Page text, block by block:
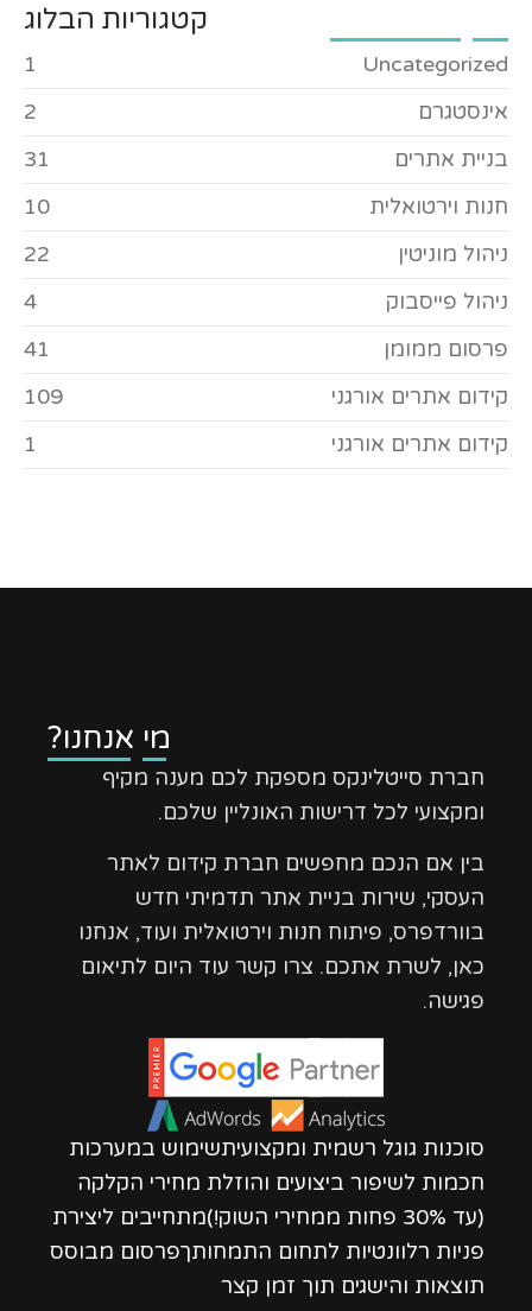
קטגוריות הבלוג
Uncategorized
1
אינסטגרם
2
בניית אתרים
31
חנות וירטואלית
10
ניהול מוניטין
22
ניהול פייסבוק
4
פרסום ממומן
41
קידום אתרים אורגני
109
קידום אתרים אורגני
1
מי אנחנו?
חברת סייטלינקס מספקת לכם מענה מקיף
ומקצועי לכל דרישות האונליין שלכם.
בין אם הנכם מחפשים חברת קידום לאתר
העסקי, שירות בניית אתר תדמיתי חדש
בוורדפרס, פיתוח חנות וירטואלית ועוד, אנחנו
כאן, לשרת אתכם. צרו קשר עוד היום לתיאום
פגישה.
סוכנות גוגל רשמית ומקצועיתשימוש במערכות
חכמות לשיפור ביצועים והוזלת מחירי הקלקה
(עד 30% פחות ממחירי השוק!)מתחייבים ליצירת
פניות רלוונטיות לתחום התמחותךפרסום מבוסס
תוצאות והישגים תוך זמן קצר